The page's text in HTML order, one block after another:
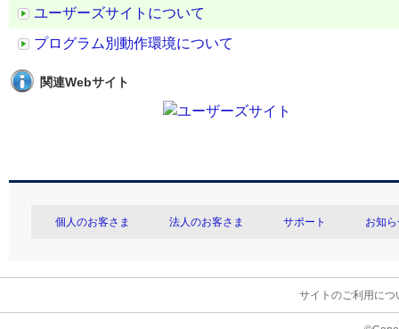
ユーザーズサイトについて
プログラム別動作環境について
関連Webサイト
個人のお客さま 法人のお客さま サポート お知
サイトのご利用につ